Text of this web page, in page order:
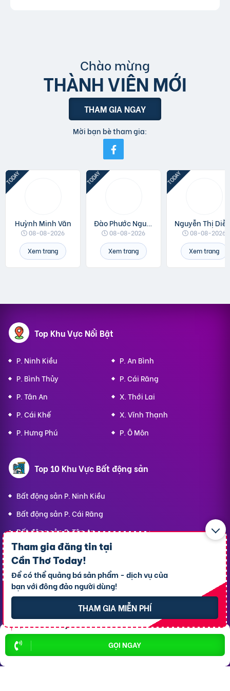
GỌI NGAY
Tham gia đăng tin tại
Cần Thơ Today!
Để có thể quảng bá sản phẩm - dịch vụ của
bạn với đông đảo người dùng!
THAM GIA MIỄN PHÍ
Chào mừng
THÀNH VIÊN MỚI
THAM GIA NGAY
Mời bạn bè tham gia:
Huỳnh Minh Văn
08-08-2026
Xem trang
Đào Phước Nguyên
08-08-2026
Xem trang
08-08-2026
Xem trang
Top Khu Vực Nổi Bật
P. Ninh Kiều
P. An Bình
P. Bình Thủy
P. Cái Răng
P. Tân An
X. Thới Lai
P. Cái Khế
X. Vĩnh Thạnh
P. Hưng Phú
P. Ô Môn
Top 10 Khu Vực Bất động sản
Bất động sản P. Ninh Kiều
Bất động sản P. Cái Răng
Bất động sản P. Tân An
Bất động sản P. Cái Khế
Bất động sản P. Bình Thủy
Bất động sản P. Long Tuyền
Bất động sản P. Hưng Phú
Bất động sản P. An Bình
Bất động sản X. Phong Điền
Bất động sản P. Ô Môn